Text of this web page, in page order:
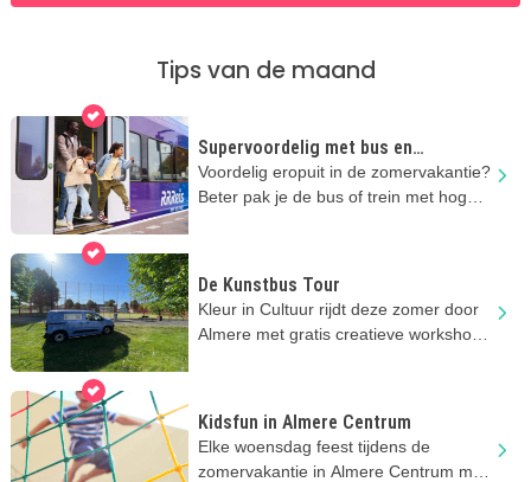
Tips van de maand
Supervoordelig met bus en
regionale trein
Voordelig eropuit in de zomervakantie?
Beter pak je de bus of trein met hoge
De Kunstbus Tour
Kleur in Cultuur rijdt deze zomer door
Almere met gratis creatieve workshops
Kidsfun in Almere Centrum
Elke woensdag feest tijdens de
zomervakantie in Almere Centrum met